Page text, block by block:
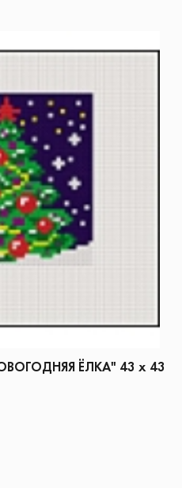
ЁЛКА" 43 х 43